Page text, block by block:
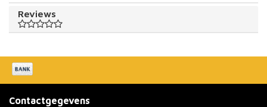
Reviews
Contactgegevens